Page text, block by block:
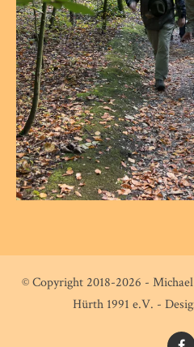
© Copyright 2018-2026 -
Hürth 1991 e.V. -